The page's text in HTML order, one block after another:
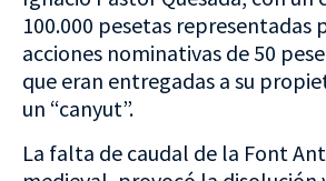
100.000 pesetas representadas
acciones nominativas de 50
que eran entregadas a su
un “canyut”.
La falta de caudal de la Font